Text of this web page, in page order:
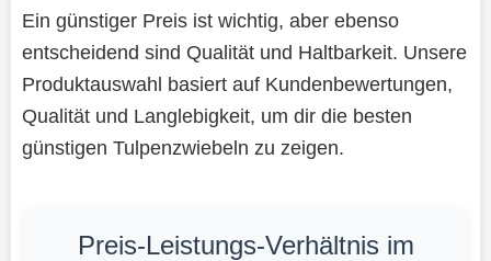
Ein günstiger Preis ist wichtig, aber ebenso
entscheidend sind Qualität und Haltbarkeit. Unsere
Produktauswahl basiert auf Kundenbewertungen,
Qualität und Langlebigkeit, um dir die besten
günstigen Tulpenzwiebeln zu zeigen.
Preis-Leistungs-Verhältnis im